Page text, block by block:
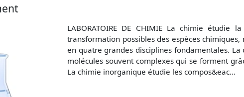
LABORATOIRE DE CHIMIE La chimie
transformation possibles des espèces
en quatre grandes disciplines fondamentales.
molécules souvent complexes qui se forment
La chimie inorganique étudie les compos&eac...